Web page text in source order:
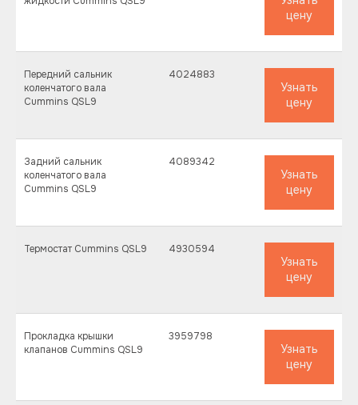
цену
Передний сальник
коленчатого вала
Cummins QSL9
4024883
Узнать
цену
Задний сальник
коленчатого вала
Cummins QSL9
4089342
Узнать
цену
Термостат Cummins QSL9 4930594
Узнать
цену
Прокладка крышки
клапанов Cummins QSL9
3959798
Узнать
цену